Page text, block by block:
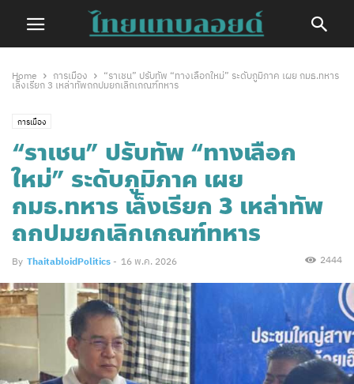
Home การเมือง
“ราเชน” ปรับทัพ “ทางเลือกใหม่” ระดับภูมิภาค เผย กมธ.ทหาร
เล็งเรียก 3 เหล่าทัพถกปมยกเลิกเกณฑ์ทหาร
การเมือง
“ราเชน” ปรับทัพ “ทางเลือก
ใหม่” ระดับภูมิภาค เผย
กมธ.ทหาร เล็งเรียก 3 เหล่าทัพ
ถกปมยกเลิกเกณฑ์ทหาร
By ThaitabloidPolitics - 16 พ.ค. 2026 2444